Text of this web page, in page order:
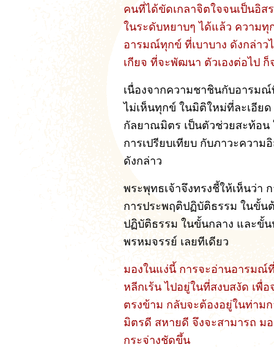
คนที่ได้ขัดเกลาจิตใจจนเป็นอิส
ในระดับหยาบๆ ได้แล้ว ความทุ
อารมณ์ทุกข์ ที่เบาบาง ดังกล่าว
เกียจ ที่จะพัฒนา ตัวเองต่อไป ก็
เนื่องจากความชาชินกับอารม
ไม่เห็นทุกข์ ในมิติใหม่ที่ละเอีย
กัลยาณมิตร เป็นตัวช่วยสะท้อน
การเปรียบเทียบ กับภาวะความ
ดังกล่าว
พระพุทธเจ้าจึงทรงชี้ให้เห็นว่า
การประพฤติปฏิบัติธรรม ในขั้
ปฏิบัติธรรม ในขั้นกลาง และขั้
พรหมจรรย์ เลยทีเดียว
มองในแง่นี้ การจะอ่านอารมณ์
หลีกเร้น ไปอยู่ในที่สงบสงัด เพื่
ตรงข้าม กลับจะต้องอยู่ในท่าม
มิตรดี สหายดี จึงจะสามารถ ม
กระจ่างชัดขึ้น